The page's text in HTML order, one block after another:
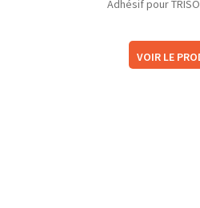
Adhésif pour
VOIR LE